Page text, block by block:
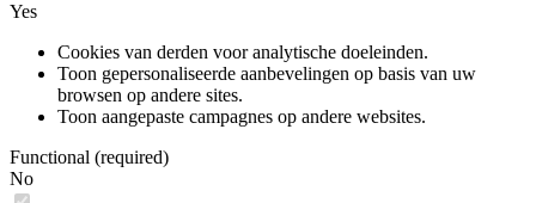
Yes
Cookies van derden voor analytische doeleinden.
Toon gepersonaliseerde aanbevelingen op basis van uw
browsen op andere sites.
Toon aangepaste campagnes op andere websites.
Functional (required)
No